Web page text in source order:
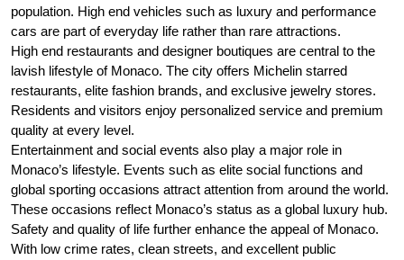
population. High end vehicles such as luxury and performance
cars are part of everyday life rather than rare attractions.
High end restaurants and designer boutiques are central to the
lavish lifestyle of Monaco. The city offers Michelin starred
restaurants, elite fashion brands, and exclusive jewelry stores.
Residents and visitors enjoy personalized service and premium
quality at every level.
Entertainment and social events also play a major role in
Monaco’s lifestyle. Events such as elite social functions and
global sporting occasions attract attention from around the world.
These occasions reflect Monaco’s status as a global luxury hub.
Safety and quality of life further enhance the appeal of Monaco.
With low crime rates, clean streets, and excellent public